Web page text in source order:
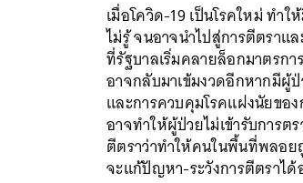
เมื่อโควิด-19 เป็นโรคใหม่ ทำใ
ไม่รู้ จนอาจนำไปสู่การตีตราแ
ที่รัฐบาลเริ่มคลายล็อกมาตรกา
อาจกลับมาเข้มงวดอีกหากมีผู้
และการควบคุมโรคแฝงนัยขอ
อาจทำให้ผู้ป่วยไม่เข้ารับการต
ตีตราว่าทำให้คนในพื้นที่พลอย
จะแก้ปัญหา-ระวังการตีตราได้